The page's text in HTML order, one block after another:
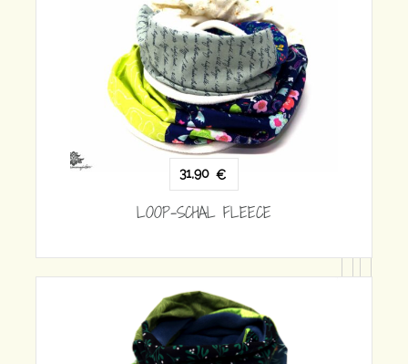
31,90€
LOOP-SCHAL FLEECE